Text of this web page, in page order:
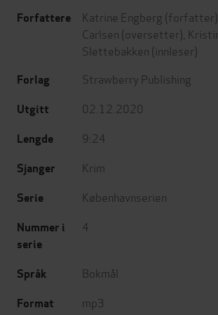
Forfattere Katrine Engberg (forfatter),
Carlsen (oversetter),
Slettebakken (innleser)
Forlag Strawberry Publishing
Utgitt 02.12.2020
Lengde 9:24
Sjanger Krim
Serie Københavnserien
Nummer i
serie
4
Språk Bokmål
Format mp3